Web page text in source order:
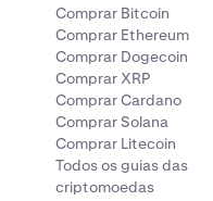
Comprar Bitcoin
Comprar Ethereum
Comprar Dogecoin
Comprar XRP
Comprar Cardano
Comprar Solana
Comprar Litecoin
Todos os guias das
criptomoedas